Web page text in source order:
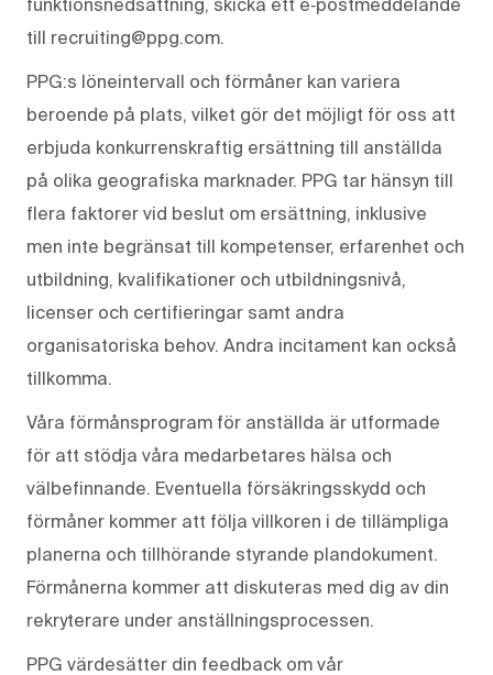
funktionsnedsättning, skicka ett e‑postmeddelande
till recruiting@ppg.com.
PPG:s löneintervall och förmåner kan variera
beroende på plats, vilket gör det möjligt för oss att
erbjuda konkurrenskraftig ersättning till anställda
på olika geografiska marknader. PPG tar hänsyn till
flera faktorer vid beslut om ersättning, inklusive
men inte begränsat till kompetenser, erfarenhet och
utbildning, kvalifikationer och utbildningsnivå,
licenser och certifieringar samt andra
organisatoriska behov. Andra incitament kan också
tillkomma.
Våra förmånsprogram för anställda är utformade
för att stödja våra medarbetares hälsa och
välbefinnande. Eventuella försäkringsskydd och
förmåner kommer att följa villkoren i de tillämpliga
planerna och tillhörande styrande plandokument.
Förmånerna kommer att diskuteras med dig av din
rekryterare under anställningsprocessen.
PPG värdesätter din feedback om vår